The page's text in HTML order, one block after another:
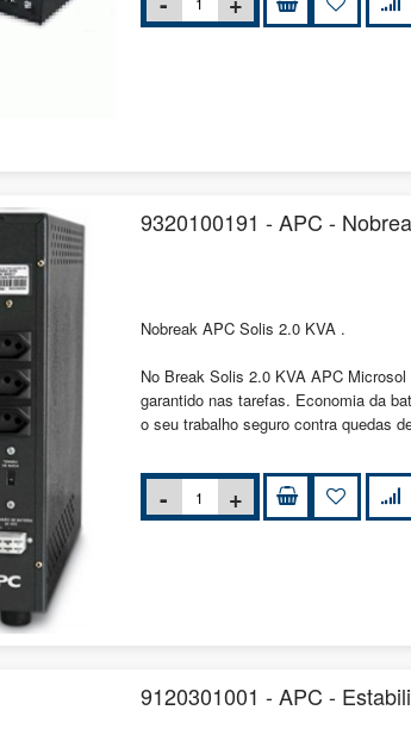
9320100191 - APC -
Nobreak APC Solis 2.0 KVA .
No Break Solis 2.0 KVA APC
garantido nas tarefas. Economia da
o seu trabalho seguro contra quedas
9120301001 - APC -